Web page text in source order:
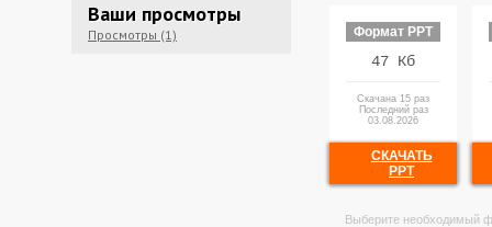
Ваши просмотры
Просмотры (1) Формат PPT
47 Кб
Скачана 15 раз
Последний раз
03.08.2026
СКАЧАТЬ
PPT
Выберите необходимый